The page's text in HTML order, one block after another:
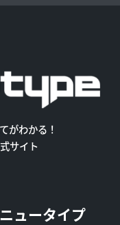
がわかる！
サイト
ュータイプ